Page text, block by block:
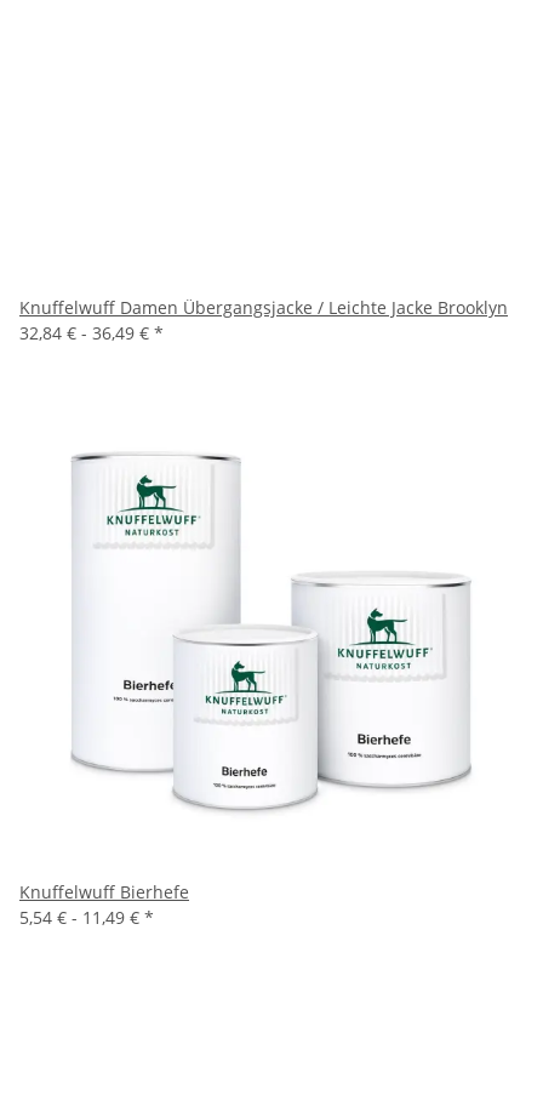
Knuffelwuff Damen Übergangsjacke / Leichte Jacke Brooklyn
32,84 € - 36,49 € *
Knuffelwuff Bierhefe
5,54 € - 11,49 € *